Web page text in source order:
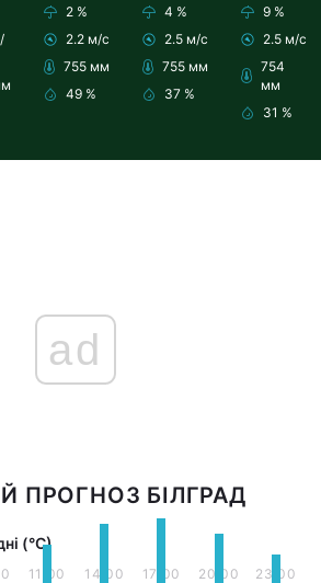
2 %
2.2 м/с
755 мм
49 %
4 %
2.5 м/с
755 мм
37 %
9 %
2.5 м/с
754
мм
31 %
ad
ПРОГНОЗ БІЛГРАД
(°С)
11:00 14:00 17:00 20:00 23:00